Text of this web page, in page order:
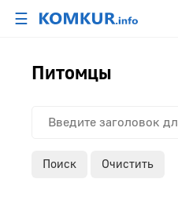
☰
Питомцы
Поиск Очистить